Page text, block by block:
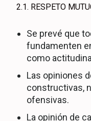
2.1. RESPETO
Se prevé que
fundamenten
como
Las opiniones
constructivas,
ofensivas.
La opinión de